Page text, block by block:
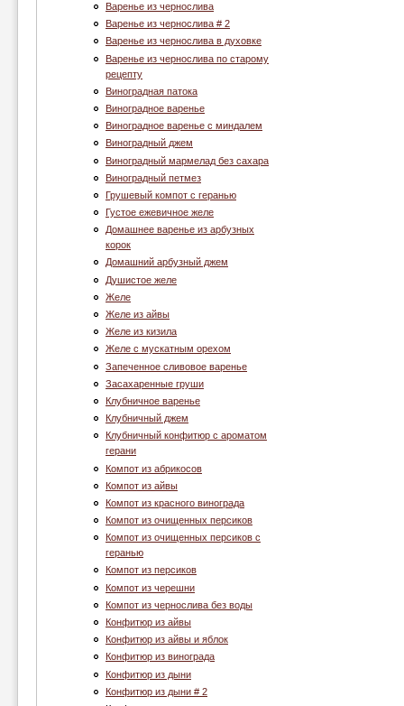
Варенье из чернослива
Варенье из чернослива # 2
Варенье из чернослива в духовке
Варенье из чернослива по старому
рецепту
Виноградная патока
Виноградное варенье
Виноградное варенье с миндалем
Виноградный джем
Виноградный мармелад без сахара
Виноградный петмез
Грушевый компот с геранью
Густое ежевичное желе
Домашнее варенье из арбузных
корок
Домашний арбузный джем
Душистое желе
Желе
Желе из айвы
Желе из кизила
Желе с мускатным орехом
Запеченное сливовое варенье
Засахаренные груши
Клубничное варенье
Клубничный джем
Клубничный конфитюр с ароматом
герани
Компот из абрикосов
Компот из айвы
Компот из красного винограда
Компот из очищенных персиков
Компот из очищенных персиков с
геранью
Компот из персиков
Компот из черешни
Компот из чернослива без воды
Конфитюр из айвы
Конфитюр из айвы и яблок
Конфитюр из винограда
Конфитюр из дыни
Конфитюр из дыни # 2